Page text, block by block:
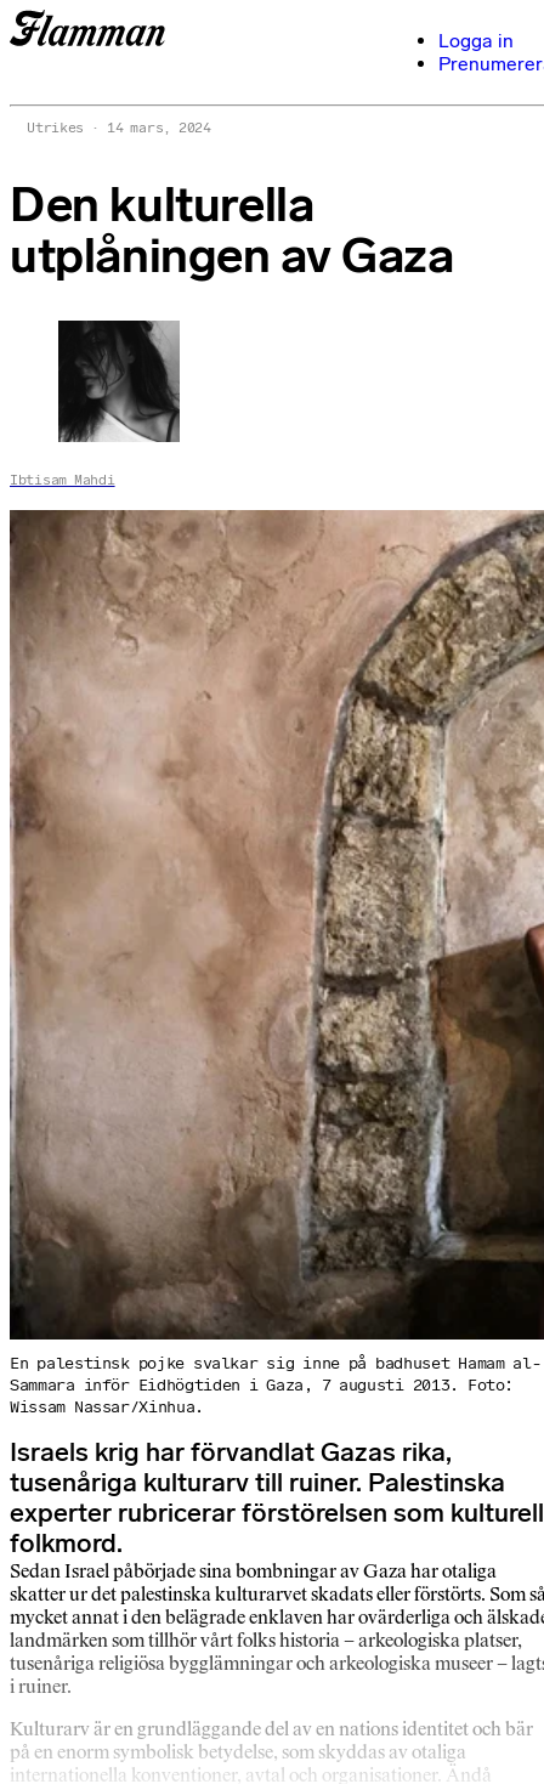
Logga in
Utrikes 14 mars, 2024
Den kulturella
utplåningen av Gaza
Ibtisam Mahdi
En palestinsk pojke svalkar sig inne på badhuset Hamam al-
Sammara inför Eidhögtiden i Gaza, 7 augusti 2013. Foto:
Wissam Nassar/Xinhua.
Israels krig har förvandlat Gazas rika,
tusenåriga kulturarv till ruiner. Palestinska
experter rubricerar förstörelsen som
folkmord.
Sedan Israel påbörjade sina bombningar av Gaza har otaliga
skatter ur det palestinska kulturarvet skadats eller förstörts. Som
mycket annat i den belägrade enklaven har ovärderliga och
landmärken som tillhör vårt folks historia – arkeologiska platser,
tusenåriga religiösa bygglämningar och arkeologiska museer –
i ruiner.
Kulturarv är en grundläggande del av en nations identitet och bär
på en enorm symbolisk betydelse, som skyddas av otaliga
internationella konventioner, avtal och organisationer. Ändå